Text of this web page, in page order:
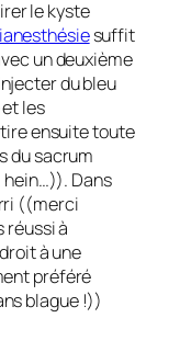
le kyste
suffit
un deuxième
du bleu
les
ensuite toute
du sacrum
hein…)). Dans
((merci
réussi à
à une
préféré
blague !))